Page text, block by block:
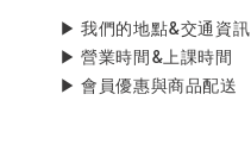
▶ 我們的地點&交通資訊
▶ 營業時間&上課時間
▶ 會員優惠與商品配送